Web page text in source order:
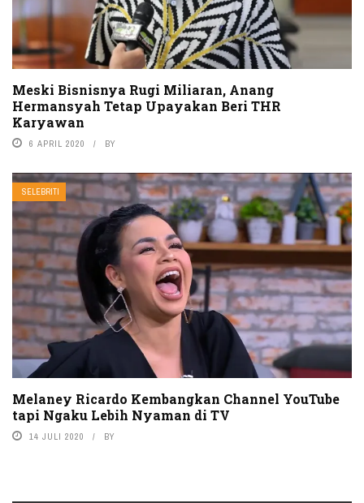
Meski Bisnisnya Rugi Miliaran, Anang
Hermansyah Tetap Upayakan Beri THR
Karyawan
6 APRIL 2020 BY
SELEBRITI
Melaney Ricardo Kembangkan Channel YouTube
tapi Ngaku Lebih Nyaman di TV
14 JULI 2020 BY